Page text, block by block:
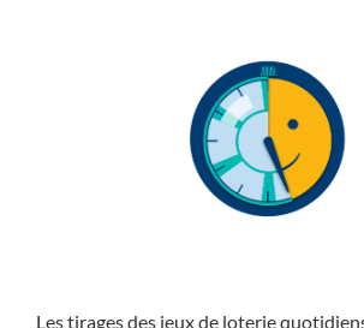
Les tirages des jeux de loterie